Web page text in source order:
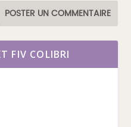
FIV COLIBRI